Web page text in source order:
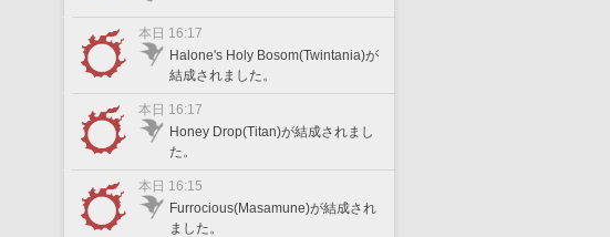
本日 16:17
Halone's Holy Bosom(Twintania)が
結成されました。
本日 16:17
Honey Drop(Titan)が結成されまし
た。
本日 16:15
Furrocious(Masamune)が結成され
ました。